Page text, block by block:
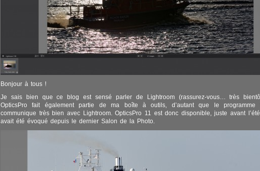
Bonjour à tous !
Je sais bien que ce blog est sensé parler de Lightroom (rassurez-vous… très
OpticsPro fait également partie de ma boîte à outils, d’autant que le programme
communique très bien avec Lightroom. OpticsPro 11 est donc disponible, juste avant
avait été évoqué depuis le dernier Salon de la Photo.